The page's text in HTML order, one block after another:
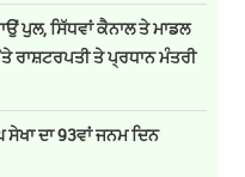
ਪੁਲ, ਸਿੱਧਵਾਂ ਕੈਨਾਲ ਤੇ ਮਾਡਲ
ਰਾਸ਼ਟਰਪਤੀ ਤੇ ਪ੍ਰਧਾਨ ਮੰਤਰੀ
ਦਾ 93ਵਾਂ ਜਨਮ ਦਿਨ